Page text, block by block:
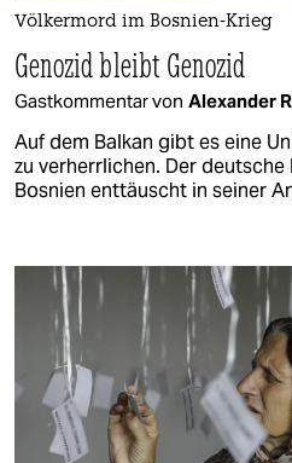
Völkermord im Bosnien-Krieg
Genozid bleibt Genozid
Gastkommentar von Alexander
Auf dem Balkan gibt es eine
zu verherrlichen. Der
Bosnien enttäuscht in seiner